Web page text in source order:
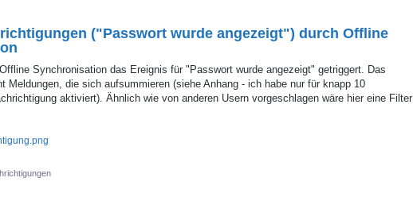
("Passwort wurde angezeigt") durch Offline
Synchronisation das Ereignis für "Passwort wurde angezeigt" getriggert. Das
Meldungen, die sich aufsummieren (siehe Anhang - ich habe nur für knapp 10
aktiviert). Ähnlich wie von anderen Usern vorgeschlagen wäre hier eine Filter